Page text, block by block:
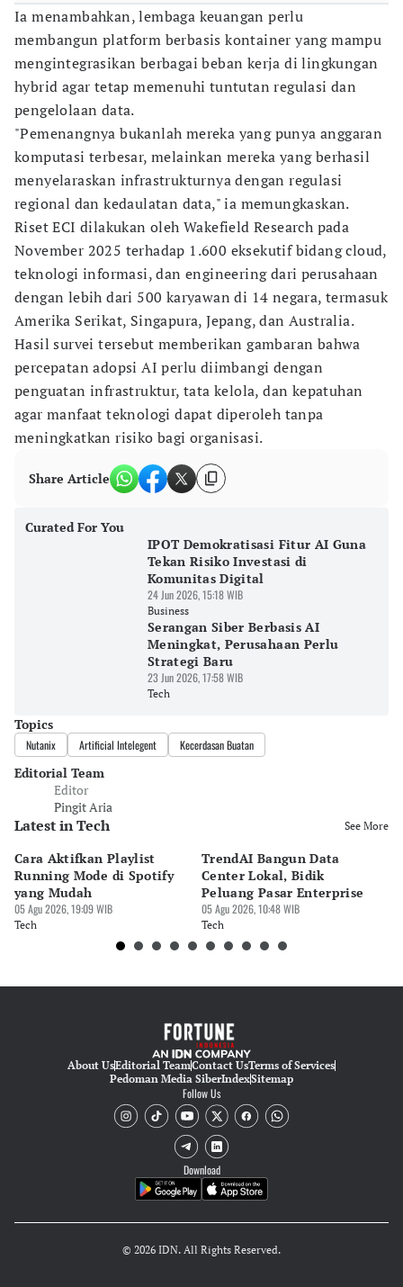
Ia menambahkan, lembaga keuangan perlu
membangun platform berbasis kontainer yang mampu
mengintegrasikan berbagai beban kerja di lingkungan
hybrid agar tetap memenuhi tuntutan regulasi dan
pengelolaan data.
"Pemenangnya bukanlah mereka yang punya anggaran
komputasi terbesar, melainkan mereka yang berhasil
menyelaraskan infrastrukturnya dengan regulasi
regional dan kedaulatan data," ia memungkaskan.
Riset ECI dilakukan oleh Wakefield Research pada
November 2025 terhadap 1.600 eksekutif bidang cloud,
teknologi informasi, dan engineering dari perusahaan
dengan lebih dari 500 karyawan di 14 negara, termasuk
Amerika Serikat, Singapura, Jepang, dan Australia.
Hasil survei tersebut memberikan gambaran bahwa
percepatan adopsi AI perlu diimbangi dengan
penguatan infrastruktur, tata kelola, dan kepatuhan
agar manfaat teknologi dapat diperoleh tanpa
meningkatkan risiko bagi organisasi.
Share Article
Curated For You
IPOT Demokratisasi Fitur AI Guna
Tekan Risiko Investasi di
Komunitas Digital
24 Jun 2026, 15:18 WIB
Business
Serangan Siber Berbasis AI
Meningkat, Perusahaan Perlu
Strategi Baru
23 Jun 2026, 17:58 WIB
Tech
Topics
Nutanix Artificial Intelegent Kecerdasan Buatan
Editorial Team
Editor
Pingit Aria
Latest in Tech See More
Cara Aktifkan Playlist
Running Mode di Spotify
yang Mudah
05 Agu 2026, 19:09 WIB
Tech
TrendAI Bangun Data
Center Lokal, Bidik
Peluang Pasar Enterprise
05 Agu 2026, 10:48 WIB
Tech
About UsEditorial TeamContact UsTerms of Services
Pedoman Media SiberIndexSitemap
Follow Us
Download
© 2026 IDN. All Rights Reserved.